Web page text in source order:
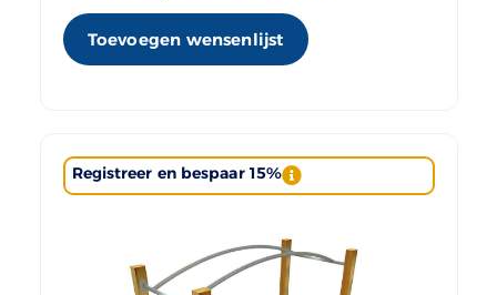
Toevoegen wensenlijst
Registreer en bespaar 15%